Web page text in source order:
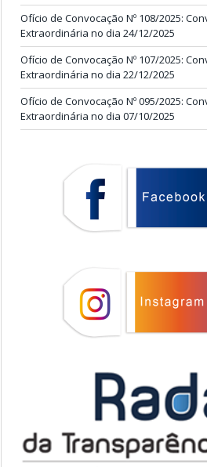
Ofício de Convocação Nº 108/2025:
Extraordinária no dia 24/12/2025
Ofício de Convocação Nº 107/2025:
Extraordinária no dia 22/12/2025
Ofício de Convocação Nº 095/2025:
Extraordinária no dia 07/10/2025